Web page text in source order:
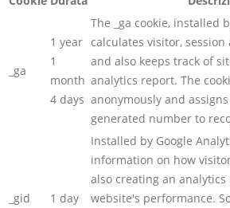
_ga
1 year
1
month
4 days
The _ga cookie, installed
calculates visitor,
and also keeps track of
analytics report. The
anonymously and
generated number to
_gid 1 day
Installed by Google
information on how
also creating an
website's performance.